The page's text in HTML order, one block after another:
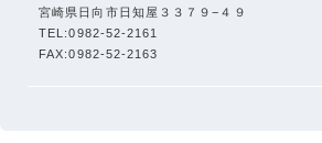
宮崎県日向市日知屋３３７９−４９
TEL:0982-52-2161
FAX:0982-52-2163